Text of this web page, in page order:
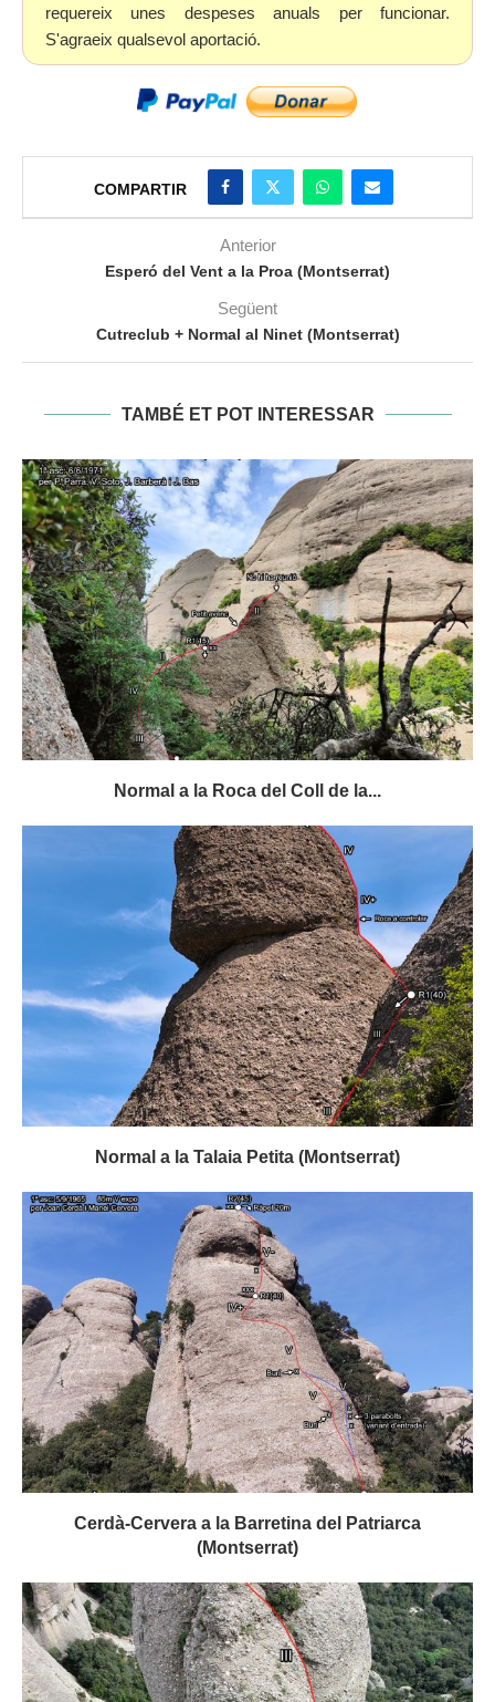
requereix unes despeses anuals per funcionar.
S'agraeix qualsevol aportació.
COMPARTIR
Anterior
Esperó del Vent a la Proa (Montserrat)
Següent
Cutreclub + Normal al Ninet (Montserrat)
TAMBÉ ET POT INTERESSAR
Normal a la Roca del Coll de la...
Normal a la Talaia Petita (Montserrat)
Cerdà-Cervera a la Barretina del Patriarca
(Montserrat)